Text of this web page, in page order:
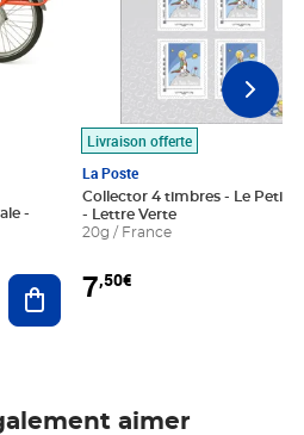
Ajouter au panier
Livraison offerte
La Poste
Collector 4 timbres - Le Petit
- Lettre Verte
20g / France
7,50€
aimer